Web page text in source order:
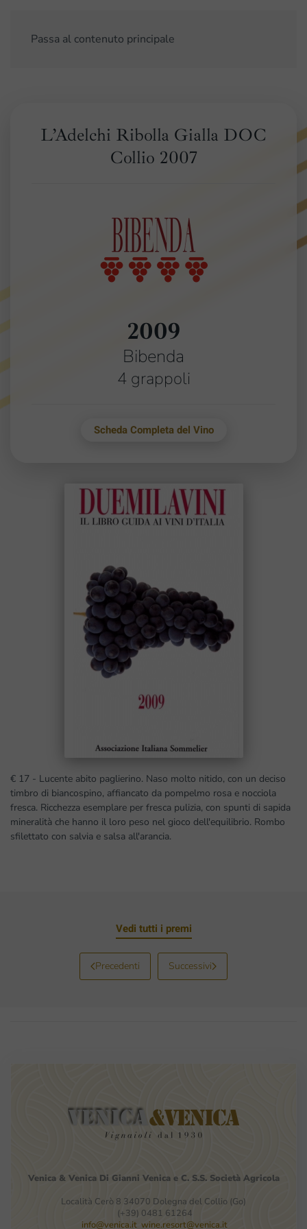
Passa al contenuto principale
L’Adelchi Ribolla Gialla DOC
Collio 2007
2009
Bibenda
4 grappoli
Scheda Completa del Vino
€ 17 - Lucente abito paglierino. Naso molto nitido, con un deciso
timbro di biancospino, affiancato da pompelmo rosa e nocciola
fresca. Ricchezza esemplare per fresca pulizia, con spunti di sapida
mineralità che hanno il loro peso nel gioco dell'equilibrio. Rombo
sfilettato con salvia e salsa all'arancia.
Vedi tutti i premi
Precedenti Successivi
Venica & Venica Di Gianni Venica e C. S.S. Società Agricola
Località Cerò 8 34070 Dolegna del Collio (Go)
(+39) 0481 61264
info@venica.it wine.resort@venica.it